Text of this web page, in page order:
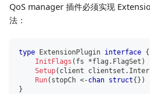
QoS manager 插件必须实现
法：
type ExtensionPlugin interface {
InitFlags ( fs *flag . FlagSet )
Setup( client clientset .
Run( stopCh <-chan struct{} )
}